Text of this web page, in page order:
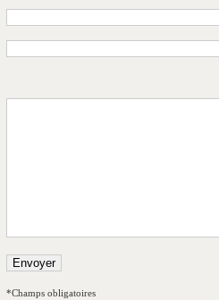
*Champs obligatoires